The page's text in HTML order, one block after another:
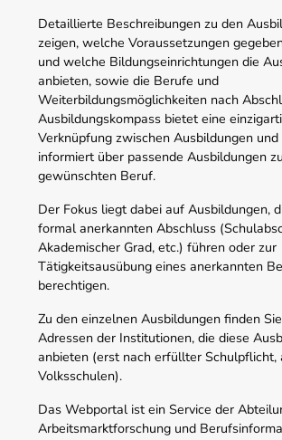
Detaillierte Beschreibungen zu den
zeigen, welche Voraussetzungen
und welche Bildungseinrichtungen die
anbieten, sowie die Berufe und
Weiterbildungsmöglichkeiten nach
Ausbildungskompass bietet eine
Verknüpfung zwischen Ausbildungen
informiert über passende Ausbildungen
gewünschten Beruf.
Der Fokus liegt dabei auf Ausbildungen,
formal anerkannten Abschluss
Akademischer Grad, etc.) führen oder zur
Tätigkeitsausübung eines anerkannten
berechtigen.
Zu den einzelnen Ausbildungen finden
Adressen der Institutionen, die diese
anbieten (erst nach erfüllter Schulpflicht,
Volksschulen).
Das Webportal ist ein Service der
Arbeitsmarktforschung und